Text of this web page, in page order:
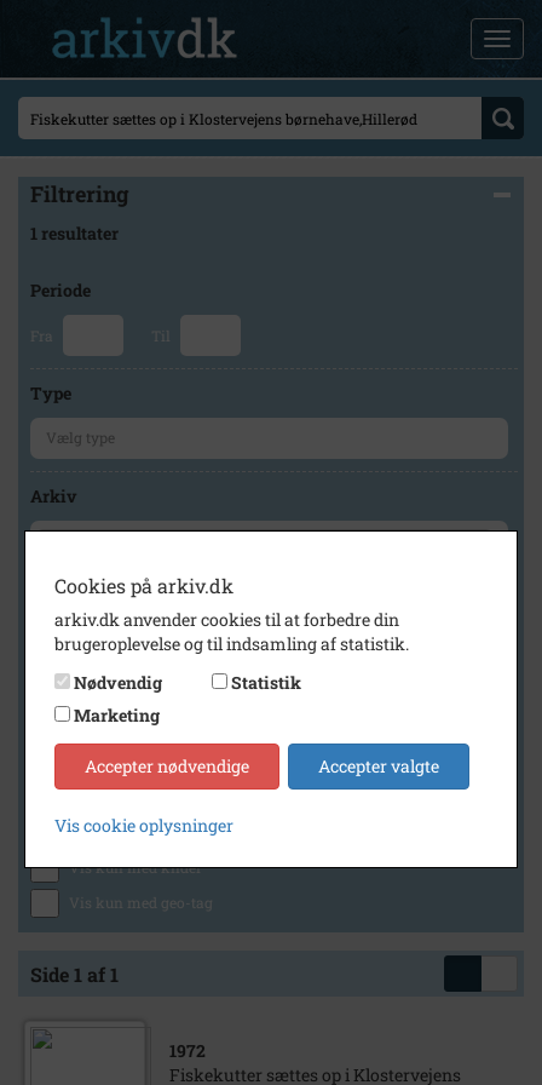
Filtrering
1 resultater
Periode
Fra Til
Type
Arkiv
Geografi
Generelt
Vis kun med billeder
Vis kun med lydklip
Vis kun med kilder
Vis kun med geo-tag
Side 1 af 1
1972
Fiskekutter sættes op i Klostervejens
Cookies på arkiv.dk
arkiv.dk anvender cookies til at forbedre din
brugeroplevelse og til indsamling af statistik.
Nødvendig
Statistik
Marketing
Accepter nødvendige Accepter valgte
Vis cookie oplysninger